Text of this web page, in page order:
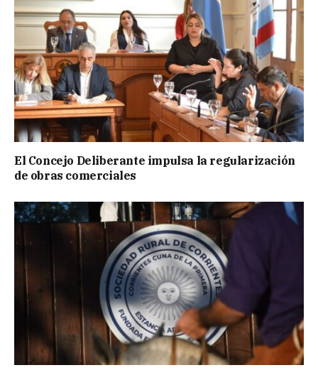
El Concejo Deliberante impulsa la regularización
de obras comerciales